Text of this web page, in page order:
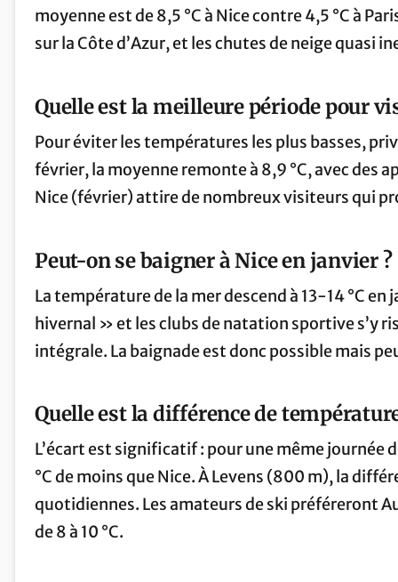
moyenne est de 8,5 °C à Nice contre 4,5 °C à
sur la Côte d’Azur, et les chutes de neige quasi
Quelle est la meilleure période pour
Pour éviter les températures les plus basses,
février, la moyenne remonte à 8,9 °C, avec des
Nice (février) attire de nombreux visiteurs qui
Peut-on se baigner à Nice en janvier ?
La température de la mer descend à 13-14 °C
hivernal » et les clubs de natation sportive s’y
intégrale. La baignade est donc possible mais
Quelle est la différence de
L’écart est significatif : pour une même journée
°C de moins que Nice. À Levens (800 m), la
quotidiennes. Les amateurs de ski préféreront
de 8 à 10 °C.